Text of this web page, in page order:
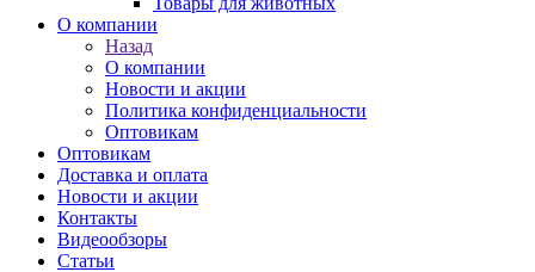
О компании
Назад
О компании
Новости и акции
Политика конфиденциальности
Оптовикам
Оптовикам
Доставка и оплата
Новости и акции
Контакты
Видеообзоры
Статьи